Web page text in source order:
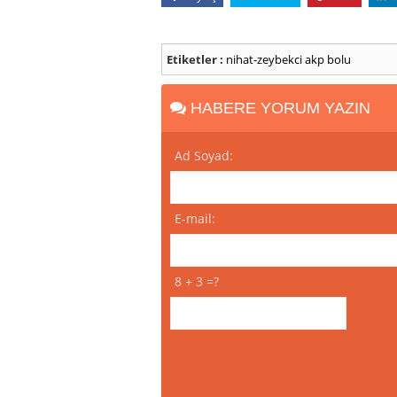
Etiketler : nihat-zeybekciakp bolu
HABERE YORUM YAZIN
Ad Soyad:
E-mail:
8 + 3 =?